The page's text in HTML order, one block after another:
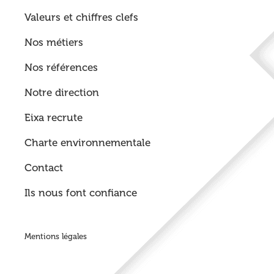
Valeurs et chiffres clefs
Nos métiers
Nos références
Notre direction
Eixa recrute
Charte environnementale
Contact
Ils nous font confiance
Mentions légales